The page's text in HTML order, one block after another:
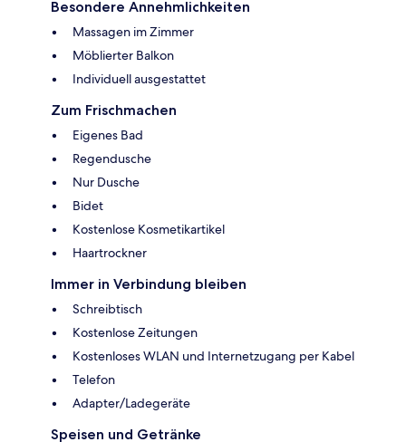
Besondere Annehmlichkeiten
Massagen im Zimmer
Möblierter Balkon
Individuell ausgestattet
Zum Frischmachen
Eigenes Bad
Regendusche
Nur Dusche
Bidet
Kostenlose Kosmetikartikel
Haartrockner
Immer in Verbindung bleiben
Schreibtisch
Kostenlose Zeitungen
Kostenloses WLAN und Internetzugang per Kabel
Telefon
Adapter/Ladegeräte
Speisen und Getränke